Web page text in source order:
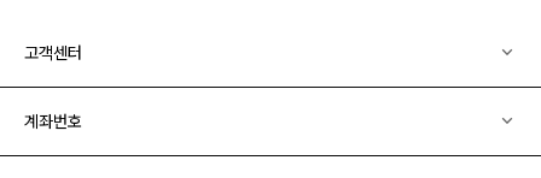
고객센터
계좌번호